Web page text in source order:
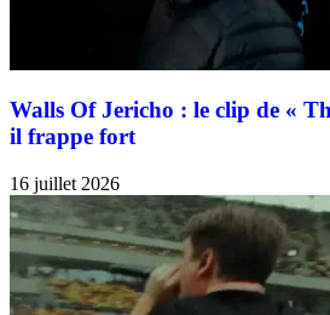
Walls Of Jericho : le clip de «
il frappe fort
16 juillet 2026